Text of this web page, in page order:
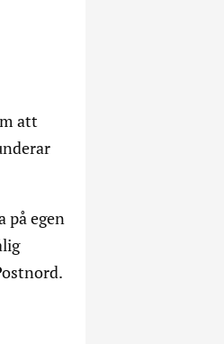
att
på egen